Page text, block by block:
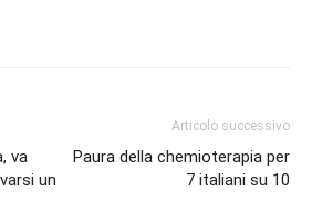
va
un
Articolo successivo
Paura della chemioterapia per
7 italiani su 10